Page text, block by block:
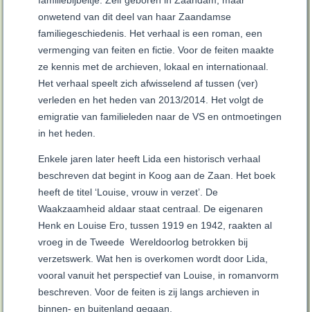
onwetend van dit deel van haar Zaandamse
familiegeschiedenis. Het verhaal is een roman, een
vermenging van feiten en fictie. Voor de feiten maakte
ze kennis met de archieven, lokaal en internationaal.
Het verhaal speelt zich afwisselend af tussen (ver)
verleden en het heden van 2013/2014. Het volgt de
emigratie van familieleden naar de VS en ontmoetingen
in het heden.
Enkele jaren later heeft Lida een historisch verhaal
beschreven dat begint in Koog aan de Zaan. Het boek
heeft de titel ‘Louise, vrouw in verzet’. De
Waakzaamheid aldaar staat centraal. De eigenaren
Henk en Louise Ero, tussen 1919 en 1942, raakten al
vroeg in de Tweede Wereldoorlog betrokken bij
verzetswerk. Wat hen is overkomen wordt door Lida,
vooral vanuit het perspectief van Louise, in romanvorm
beschreven. Voor de feiten is zij langs archieven in
binnen- en buitenland gegaan.